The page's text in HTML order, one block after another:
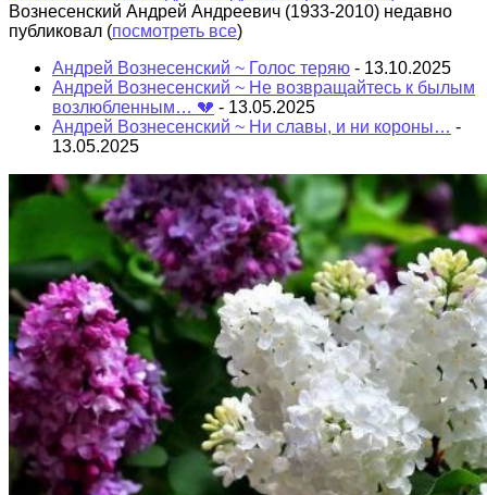
Вознесенский Андрей Андреевич (1933-2010) недавно
публиковал (посмотреть все)
Андрей Вознесенский ~ Голос теряю - 13.10.2025
Андрей Вознесенский ~ Не возвращайтесь к былым
возлюбленным… 💔 - 13.05.2025
Андрей Вознесенский ~ Ни славы, и ни короны… -
13.05.2025